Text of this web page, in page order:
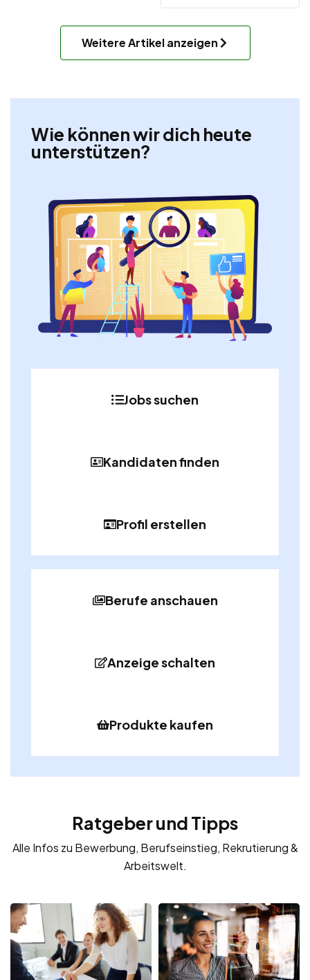
Weitere Artikel anzeigen
Wie können wir dich heute
unterstützen?
Jobs suchen
Kandidaten finden
Profil erstellen
Berufe anschauen
Anzeige schalten
Produkte kaufen
Ratgeber und Tipps
Alle Infos zu Bewerbung, Berufseinstieg, Rekrutierung &
Arbeitswelt.